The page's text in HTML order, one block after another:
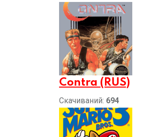
Contra (RUS)
Скачиваний: 694